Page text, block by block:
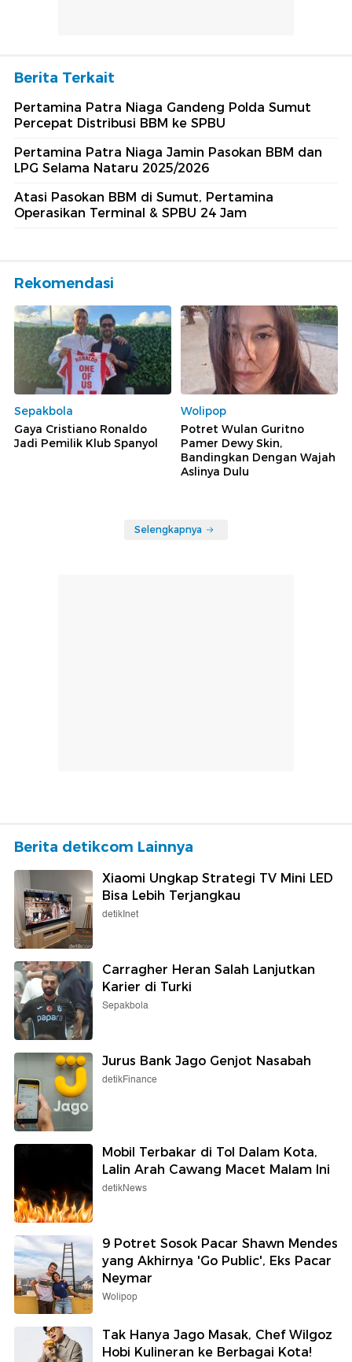
Berita Terkait
Pertamina Patra Niaga Gandeng Polda Sumut
Percepat Distribusi BBM ke SPBU
Pertamina Patra Niaga Jamin Pasokan BBM dan
LPG Selama Nataru 2025/2026
Atasi Pasokan BBM di Sumut, Pertamina
Operasikan Terminal & SPBU 24 Jam
Rekomendasi
Sepakbola
Gaya Cristiano Ronaldo
Jadi Pemilik Klub Spanyol
Wolipop
Potret Wulan Guritno
Pamer Dewy Skin,
Bandingkan Dengan Wajah
Aslinya Dulu
Selengkapnya
Berita detikcom Lainnya
Xiaomi Ungkap Strategi TV Mini LED
Bisa Lebih Terjangkau
detikInet
Carragher Heran Salah Lanjutkan
Karier di Turki
Sepakbola
Jurus Bank Jago Genjot Nasabah
detikFinance
Mobil Terbakar di Tol Dalam Kota,
Lalin Arah Cawang Macet Malam Ini
detikNews
9 Potret Sosok Pacar Shawn Mendes
yang Akhirnya 'Go Public', Eks Pacar
Neymar
Wolipop
Tak Hanya Jago Masak, Chef Wilgoz
Hobi Kulineran ke Berbagai Kota!